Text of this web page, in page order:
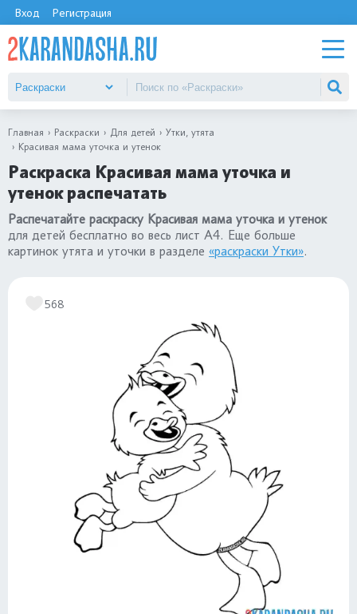
Вход Регистрация
Главная Раскраски Для детей
Утки, утята
Красивая мама уточка и утенок
Раскраска Красивая мама уточка и
утенок распечатать
Распечатайте раскраску Красивая мама уточка и утенок
для детей бесплатно во весь лист А4. Еще больше
картинок утята и уточки в разделе «раскраски Утки».
568